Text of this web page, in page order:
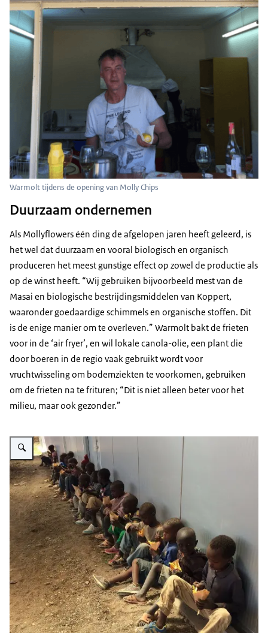
Warmolt tijdens de opening van Molly Chips
Duurzaam ondernemen
Als Mollyflowers één ding de afgelopen jaren heeft geleerd, is
het wel dat duurzaam en vooral biologisch en organisch
produceren het meest gunstige effect op zowel de productie als
op de winst heeft. “Wij gebruiken bijvoorbeeld mest van de
Masai en biologische bestrijdingsmiddelen van Koppert,
waaronder goedaardige schimmels en organische stoffen. Dit
is de enige manier om te overleven.” Warmolt bakt de frieten
voor in de ‘air fryer’, en wil lokale canola-olie, een plant die
door boeren in de regio vaak gebruikt wordt voor
vruchtwisseling om bodemziekten te voorkomen, gebruiken
om de frieten na te frituren; “Dit is niet alleen beter voor het
milieu, maar ook gezonder.”
Vergroot afbeelding Aardappelketen